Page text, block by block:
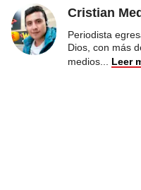
Cristian
Periodista
Dios, con más
medios
Leer